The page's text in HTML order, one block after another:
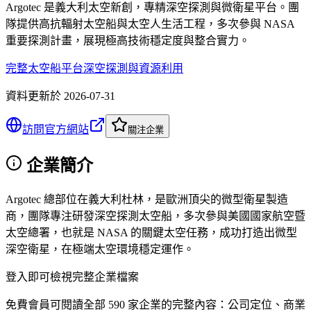
Argotec 是義大利太空新創，專精深空探測與微衛星平台。團
隊提供高抗輻射太空船與太空人生活工程，多次參與 NASA
重要探測計畫，展現極高技術穩定度與整合實力。
完整太空船平台深空探測與資源利用
資料更新於 2026-07-31
訪問官方網站 關注企業
企業簡介
Argotec 總部位在義大利杜林，是歐洲頂尖的微型衛星製造
商，團隊專注研發深空探測太空船，多次參與美國國家航空暨
太空總署，也就是 NASA 的關鍵太空任務，成功打造出微型
深空衛星，在極端太空環境穩定運作。
登入即可檢視完整企業檔案
免費會員可閱讀全部 590 家企業的完整內容：公司定位、商業